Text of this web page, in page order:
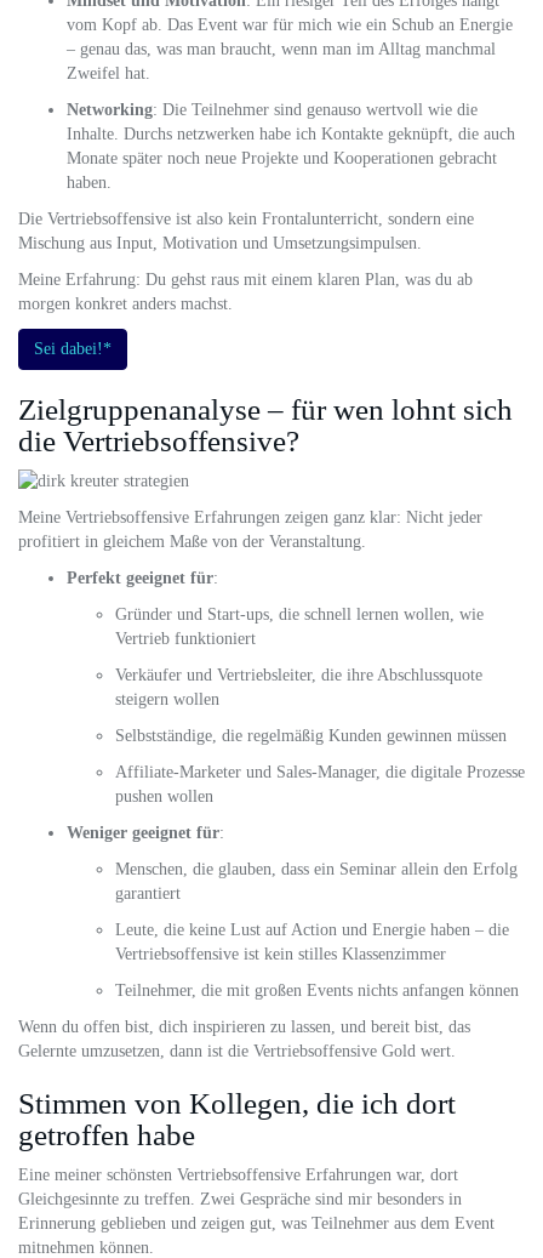
vom Kopf ab. Das Event war für mich wie ein Schub an Energie
– genau das, was man braucht, wenn man im Alltag manchmal
Zweifel hat.
Networking: Die Teilnehmer sind genauso wertvoll wie die
Inhalte. Durchs netzwerken habe ich Kontakte geknüpft, die auch
Monate später noch neue Projekte und Kooperationen gebracht
haben.
Die Vertriebsoffensive ist also kein Frontalunterricht, sondern eine
Mischung aus Input, Motivation und Umsetzungsimpulsen.
Meine Erfahrung: Du gehst raus mit einem klaren Plan, was du ab
morgen konkret anders machst.
Sei dabei!*
Zielgruppenanalyse – für wen lohnt sich
die Vertriebsoffensive?
Meine Vertriebsoffensive Erfahrungen zeigen ganz klar: Nicht jeder
profitiert in gleichem Maße von der Veranstaltung.
Perfekt geeignet für:
Gründer und Start-ups, die schnell lernen wollen, wie
Vertrieb funktioniert
Verkäufer und Vertriebsleiter, die ihre Abschlussquote
steigern wollen
Selbstständige, die regelmäßig Kunden gewinnen müssen
Affiliate-Marketer und Sales-Manager, die digitale Prozesse
pushen wollen
Weniger geeignet für:
Menschen, die glauben, dass ein Seminar allein den Erfolg
garantiert
Leute, die keine Lust auf Action und Energie haben – die
Vertriebsoffensive ist kein stilles Klassenzimmer
Teilnehmer, die mit großen Events nichts anfangen können
Wenn du offen bist, dich inspirieren zu lassen, und bereit bist, das
Gelernte umzusetzen, dann ist die Vertriebsoffensive Gold wert.
Stimmen von Kollegen, die ich dort
getroffen habe
Eine meiner schönsten Vertriebsoffensive Erfahrungen war, dort
Gleichgesinnte zu treffen. Zwei Gespräche sind mir besonders in
Erinnerung geblieben und zeigen gut, was Teilnehmer aus dem Event
mitnehmen können.